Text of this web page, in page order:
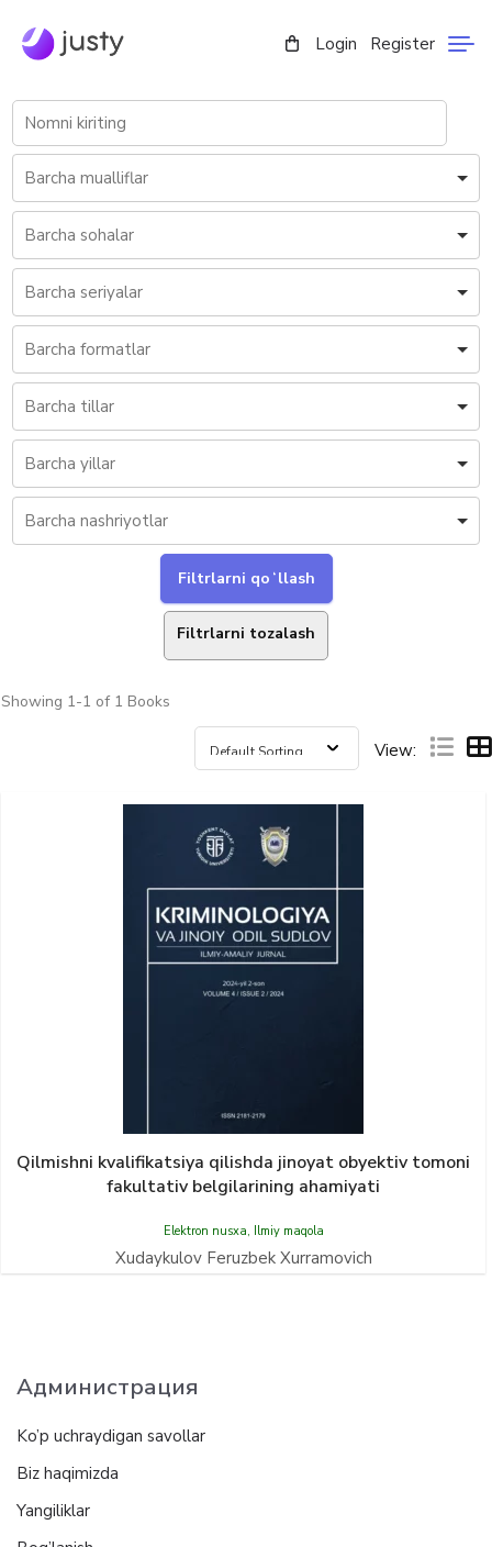
Login Register
Filtrlarni tozalash
Showing 1-1 of 1 Books
View:
Qilmishni kvalifikatsiya qilishda jinoyat obyektiv tomoni
fakultativ belgilarining ahamiyati
Elektron nusxa, Ilmiy maqola
Xudaykulov Feruzbek Xurramovich
Администрация
Ko’p uchraydigan savollar
Biz haqimizda
Yangiliklar